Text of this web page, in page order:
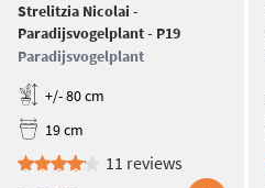
Strelitzia Nicolai -
Paradijsvogelplant - P19
Paradijsvogelplant
+/- 80 cm
19 cm
11 reviews